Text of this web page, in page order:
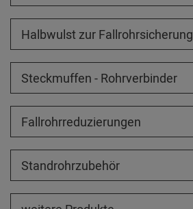
Halbwulst zur Fallrohrsicherung
Steckmuffen - Rohrverbinder
Fallrohrreduzierungen
Standrohrzubehör